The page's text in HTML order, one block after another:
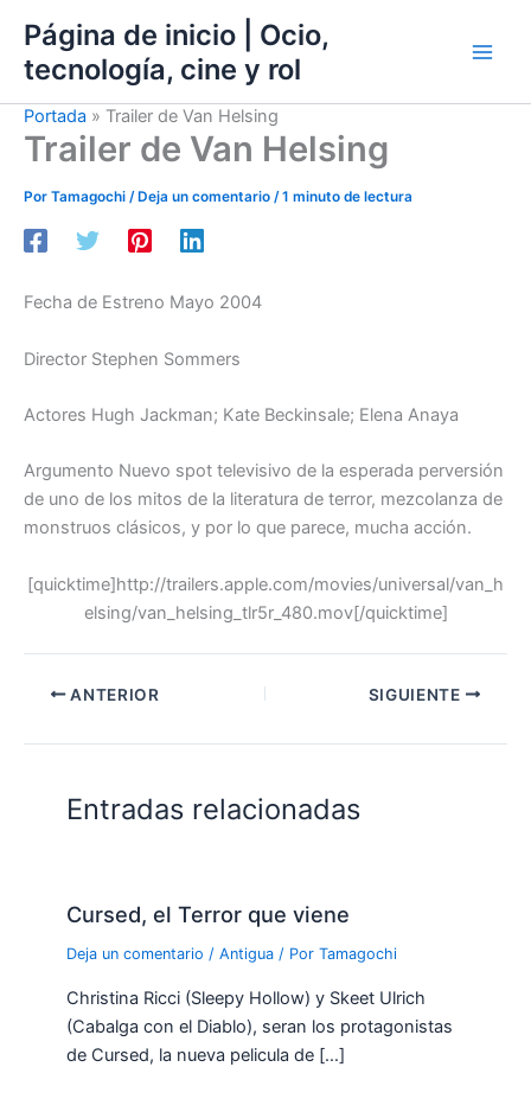
contenido
Página de inicio | Ocio,
tecnología, cine y rol
Portada » Trailer de Van Helsing
Trailer de Van Helsing
Por Tamagochi / Deja un comentario /1 minuto de lectura
Fecha de Estreno Mayo 2004
Director Stephen Sommers
Actores Hugh Jackman; Kate Beckinsale; Elena Anaya
Argumento Nuevo spot televisivo de la esperada perversión
de uno de los mitos de la literatura de terror, mezcolanza de
monstruos clásicos, y por lo que parece, mucha acción.
[quicktime]http://trailers.apple.com/movies/universal/van_h
elsing/van_helsing_tlr5r_480.mov[/quicktime]
ANTERIOR SIGUIENTE
Entradas relacionadas
Cursed, el Terror que viene
Deja un comentario /Antigua / PorTamagochi
Christina Ricci (Sleepy Hollow) y Skeet Ulrich
(Cabalga con el Diablo), seran los protagonistas
de Cursed, la nueva pelicula de […]